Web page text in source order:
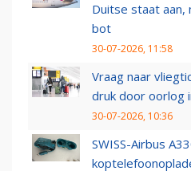
Duitse staat aan,
bot
30-07-2026, 11:58
Vraag naar
druk door oorlog
30-07-2026, 10:36
SWISS-Airbus